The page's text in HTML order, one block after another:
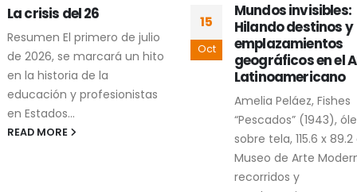
Mundos invisibles:
emplazamientos
geográficos en el Arte
Latinoamericano
Amelia Peláez, Fishes
“Pescados” (1943), óleo
sobre tela, 115.6 x 89.2 cm,
24
Mar
Contracartografía
cholulteca de dos
conflictos
socioambientales
La contracartografía
dos conflictos
socioambientales en
Cholula es un
artístico compuesto
imágenes,